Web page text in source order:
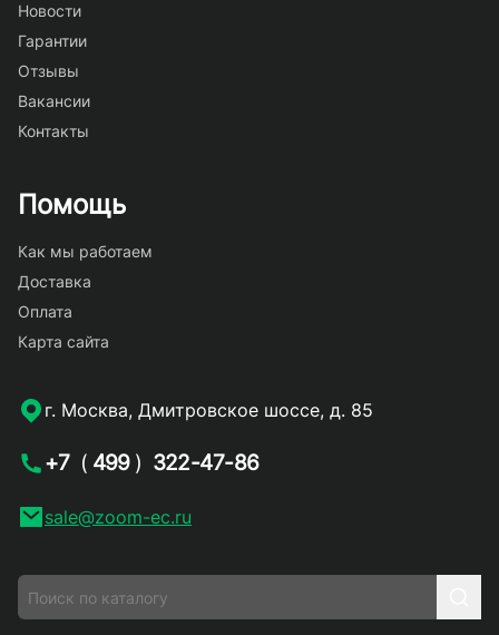
Новости
Гарантии
Отзывы
Вакансии
Контакты
Помощь
Как мы работаем
Доставка
Оплата
Карта сайта
г. Москва, Дмитровское шоссе, д. 85
+7 ( 499 ) 322-47-86
sale@zoom-ec.ru